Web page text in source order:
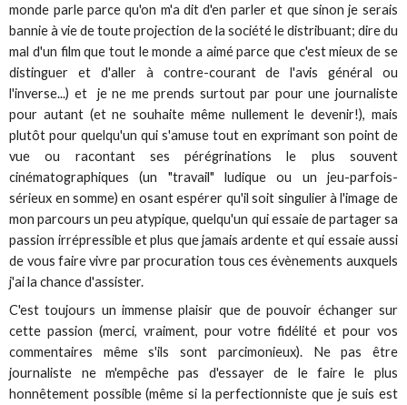
monde parle parce qu'on m'a dit d'en parler et que sinon je serais
bannie à vie de toute projection de la société le distribuant; dire du
mal d'un film que tout le monde a aimé parce que c'est mieux de se
distinguer et d'aller à contre-courant de l'avis général ou
l'inverse...) et je ne me prends surtout par pour une journaliste
pour autant (et ne souhaite même nullement le devenir!), mais
plutôt pour quelqu'un qui s'amuse tout en exprimant son point de
vue ou racontant ses pérégrinations le plus souvent
cinématographiques (un "travail" ludique ou un jeu-parfois-
sérieux en somme) en osant espérer qu'il soit singulier à l'image de
mon parcours un peu atypique, quelqu'un qui essaie de partager sa
passion irrépressible et plus que jamais ardente et qui essaie aussi
de vous faire vivre par procuration tous ces évènements auxquels
j'ai la chance d'assister.
C'est toujours un immense plaisir que de pouvoir échanger sur
cette passion (merci, vraiment, pour votre fidélité et pour vos
commentaires même s'ils sont parcimonieux). Ne pas être
journaliste ne m'empêche pas d'essayer de le faire le plus
honnêtement possible (même si la perfectionniste que je suis est